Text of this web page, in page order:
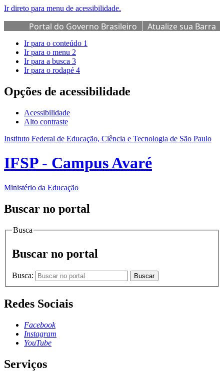
Ir direto para menu de acessibilidade.
Portal do Governo Brasileiro
Atualize sua Barra
de Governo
Ir para o conteúdo 1
Ir para o menu 2
Ir para a busca 3
Ir para o rodapé 4
Opções de acessibilidade
Acessibilidade
Alto contraste
Instituto Federal de Educação, Ciência e Tecnologia de São Paulo
IFSP - Campus Avaré
Ministério da Educação
Buscar no portal
Busca
Buscar no portal
Busca: Buscar
Redes Sociais
Facebook
Instagram
YouTube
Serviços